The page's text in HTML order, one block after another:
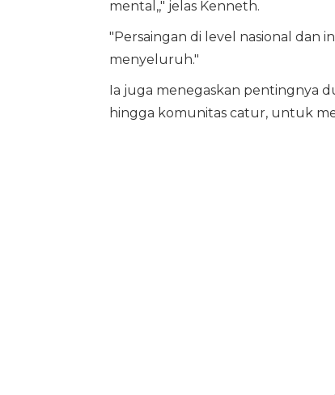
mental,," jelas Kenneth.
"Persaingan di level nasional dan
menyeluruh."
Ia juga menegaskan pentingnya
hingga komunitas catur, untuk